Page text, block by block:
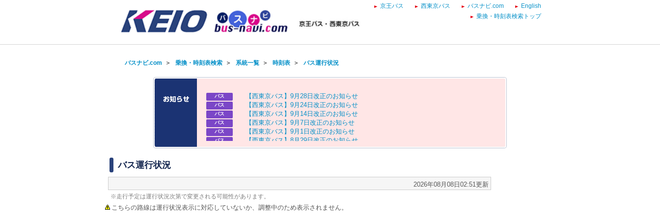
京王バス 西東京バス バスナビ.com
English
乗換・時刻表検索トップ
バスナビ.com ＞ 乗換・時刻表検索＞ 系統一覧＞ 時刻表＞ バス運行状況
バス 【西東京バス 】 9月 28 日 改正のお知 らせ
バス 【西東京バス 】 9月 24 日 改正のお知 らせ
バス 【西東京バス 】 9月 14 日 改正のお知 らせ
バス 【西東京バス 】 9月 7 日 改正のお知 らせ
バス 【西東京バス 】 9月 1 日 改正のお知 らせ
バス 【西東京バス 】 8 月 29日改正のお知 らせ
バス 【京王バス】お盆ダイヤのお知らせ
バス運行状況
2026年08月08日02:51更新
※走行予定は運行状況次第で変更される可能性があります。
こちらの路線は運行状況表示に対応していないか、調整中のため表示されません。